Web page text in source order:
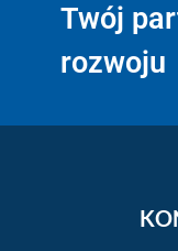
Twój
rozwoju